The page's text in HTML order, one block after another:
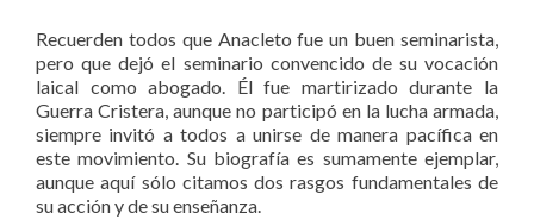
Recuerden todos que Anacleto fue un buen seminarista,
pero que dejó el seminario convencido de su vocación
laical como abogado. Él fue martirizado durante la
Guerra Cristera, aunque no participó en la lucha armada,
siempre invitó a todos a unirse de manera pacífica en
este movimiento. Su biografía es sumamente ejemplar,
aunque aquí sólo citamos dos rasgos fundamentales de
su acción y de su enseñanza.